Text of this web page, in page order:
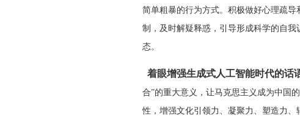
简单粗暴的行为方式。积极做好心理疏
制，及时解疑释惑，引导形成科学的自
态。
着眼增强生成式人工智能时代的话
合”的重大意义，让马克思主义成为中国
性，增强文化引领力、凝聚力、塑造力